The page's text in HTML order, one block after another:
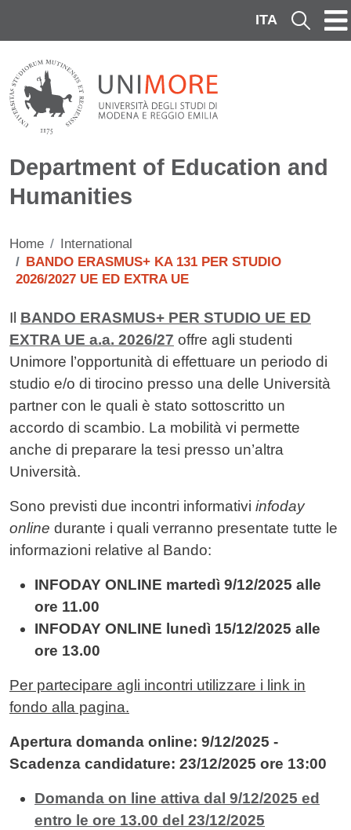
ITA Cerca
Department of Education and
Humanities
Home
International
BANDO ERASMUS+ KA 131 PER STUDIO
2026/2027 UE ED EXTRA UE
Contenuto
Il BANDO ERASMUS+ PER STUDIO UE ED
EXTRA UE a.a. 2026/27 offre agli studenti
Unimore l’opportunità di effettuare un periodo di
studio e/o di tirocino presso una delle Università
partner con le quali è stato sottoscritto un
accordo di scambio. La mobilità vi permette
anche di preparare la tesi presso un’altra
Università.
Sono previsti due incontri informativi infoday
online durante i quali verranno presentate tutte le
informazioni relative al Bando:
INFODAY ONLINE martedì 9/12/2025 alle
ore 11.00
INFODAY ONLINE lunedì 15/12/2025 alle
ore 13.00
Per partecipare agli incontri utilizzare i link in
fondo alla pagina.
Apertura domanda online: 9/12/2025 -
Scadenza candidature: 23/12/2025 ore 13:00
Domanda on line attiva dal 9/12/2025 ed
entro le ore 13.00 del 23/12/2025